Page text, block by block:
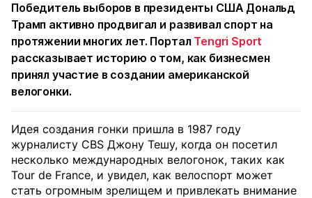
Победитель выборов в президенты США Дональд
Трамп активно продвигал и развивал спорт на
протяжении многих лет. Портал Tengri Sport
рассказывает историю о том, как бизнесмен
принял участие в создании американской
велогонки.
Идея создания гонки пришла в 1987 году
журналисту CBS Джону Тешу, когда он посетил
несколько международных велогонок, таких как
Tour de France, и увидел, как велоспорт может
стать огромным зрелищем и привлекать внимание